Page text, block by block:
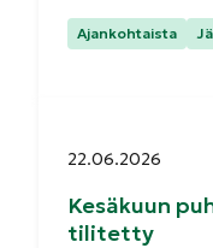
Kategoriat:
Ajankohtaista
Julkaistu:
22.06.2026
Kesäkuun
tilitetty